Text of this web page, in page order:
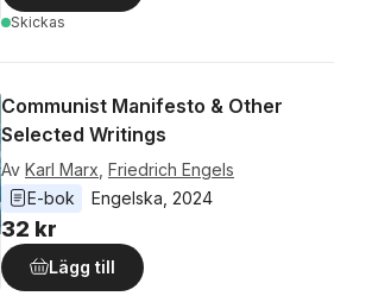
Skickas
Communist Manifesto & Other
Selected Writings
Av Karl Marx Friedrich Engels
E-bok
Engelska 2024
32 kr
Lägg till